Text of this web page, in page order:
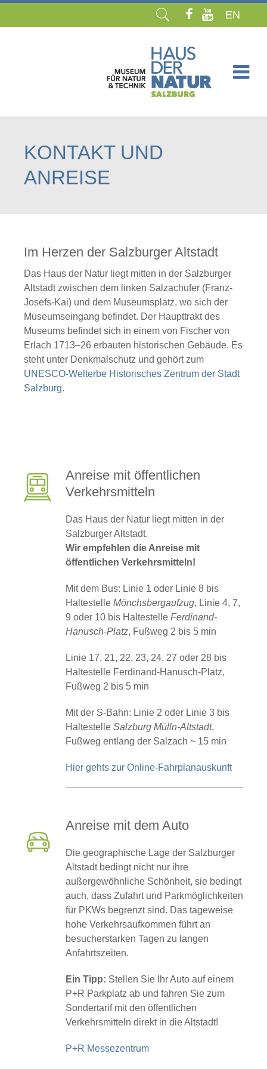
EN
KONTAKT UND
ANREISE
Im Herzen der Salzburger Altstadt
Das Haus der Natur liegt mitten in der Salzburger
Altstadt zwischen dem linken Salzachufer (Franz-
Josefs-Kai) und dem Museumsplatz, wo sich der
Museumseingang befindet. Der Haupttrakt des
Museums befindet sich in einem von Fischer von
Erlach 1713–26 erbauten historischen Gebäude. Es
steht unter Denkmalschutz und gehört zum
UNESCO-Welterbe Historisches Zentrum der Stadt
Salzburg.
Anreise mit öffentlichen
Verkehrsmitteln
Das Haus der Natur liegt mitten in der
Salzburger Altstadt.
Wir empfehlen die Anreise mit
öffentlichen Verkehrsmitteln!
Mit dem Bus: Linie 1 oder Linie 8 bis
Haltestelle Mönchsbergaufzug, Linie 4, 7,
9 oder 10 bis Haltestelle Ferdinand-
Hanusch-Platz, Fußweg 2 bis 5 min
Linie 17, 21, 22, 23, 24, 27 oder 28 bis
Haltestelle Ferdinand-Hanusch-Platz,
Fußweg 2 bis 5 min
Mit der S-Bahn: Linie 2 oder Linie 3 bis
Haltestelle Salzburg Mülln-Altstadt,
Fußweg entlang der Salzach ~ 15 min
Hier gehts zur Online-Fahrplanauskunft
Anreise mit dem Auto
Die geographische Lage der Salzburger
Altstadt bedingt nicht nur ihre
außergewöhnliche Schönheit, sie bedingt
auch, dass Zufahrt und Parkmöglichkeiten
für PKWs begrenzt sind. Das tageweise
hohe Verkehrsaufkommen führt an
besucherstarken Tagen zu langen
Anfahrtszeiten.
Ein Tipp: Stellen Sie Ihr Auto auf einem
P+R Parkplatz ab und fahren Sie zum
Sondertarif mit den öffentlichen
Verkehrsmitteln direkt in die Altstadt!
P+R Messezentrum